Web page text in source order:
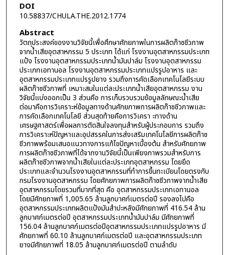
DOI
10.58837/CHULA.THE.2012.1774
Abstract
วัตถุประสงค์ของงานวิจัยนี้เพื่อศึกษาศักยภาพในการผลิตก๊าซชีวภาพ
จากน้ำเสียอุตสาหกรรม 5 ประเภท ได้แก่ โรงงานอุตสาหกรรมประเภท
แป้ง โรงงานอุตสาหกรรมประเภทน้ำมันปาล์ม โรงงานอุตสาหกรรม
ประเภทเอทานอล โรงงานอุตสาหกรรมประเภทแปรรูปอาหาร และ
อุตสาหกรรมประเภทแปรรูปยาง รวมถึงการคัดเลือกเทคโนโลยีระบบ
ผลิตก๊าซชีวภาพที่ เหมาะสมในแต่ละประเภทน้ำเสียอุตสาหกรรม งาน
วิจัยนี้แบ่งออกเป็น 3 ส่วนคือ การเก็บรวบรวมข้อมูลลักษณะน้ำเสีย
ต่อมาคือการวิเคราะห์ข้อมูลทางด้านศักยภาพการผลิตก๊าซชีวภาพและ
การคัดเลือกเทคโนโลยี ส่วนสุดท้ายคือการวิเครา ะทางด้าน
เศรษฐศาสตร์เพื่อผลการตัดสินใจลงทุนสำหรับผู้ประกอบการ รวมถึง
การวิเคราะห์ปัญหาและอุปสรรคในการส่งเสริมเทคโนโลยีการผลิตก๊าซ
ชีวภาพพร้อมเสนอแนวทางการแก้ไขปัญหาเบื้องต้น สำหรับศักยภาพ
การผลิตก๊าซชีวภาพที่ได้จากงานวิจัยนี้เป็นเพียงภาพรวมสำหรับการ
ผลิตก๊าซชีวภาพจากน้ำเสียในแต่ละประเภทอุตสาหกรรม โดยยึด
ประเภทและจำนวนโรงงานอุตสาหกรรมที่ทำการขึ้นทะเบียนโดยตรงกับ
กรมโรงงานอุตสาหกรรม โดยศักยภาพการผลิตก๊าซชีวภาพจากน้ำเสีย
อุตสาหกรรมโดยรวมที่มากที่สุด คือ อุตสาหกรรมประเภทเอทานอล
โดยมีศักยภาพที่ 1,005.65 ล้านลูกบาศก์เมตรต่อปี รองลงไปคือ
อุตสาหกรรมประเภทผลิตแป้งมันสำปะหลังมีศักยภาพที่ 416.54 ล้าน
ลูกบาศก์เมตรต่อปี อุตสาหกรรมประเภทน้ำมันปาล์ม มีศักยภาพที่
156.04 ล้านลูกบาศก์เมตรต่อปีอุตสาหกรรมประเภทแปรรูปอาหาร มี
ศักยภาพที่ 60.10 ล้านลูกบาศก์เมตรต่อปี และอุตสาหกรรมประเภท
ยางมีศักยภาพที่ 18.05 ล้านลูกบาศก์เมตรต่อปี ตามลำดับ